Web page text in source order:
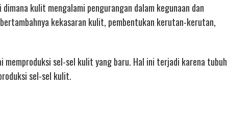
kulit mengalami pengurangan dalam kegunaan dan
kekasaran kulit, pembentukan kerutan-kerutan,
memproduksi sel-sel kulit yang baru. Hal ini terjadi karena tubuh
sel-sel kulit.